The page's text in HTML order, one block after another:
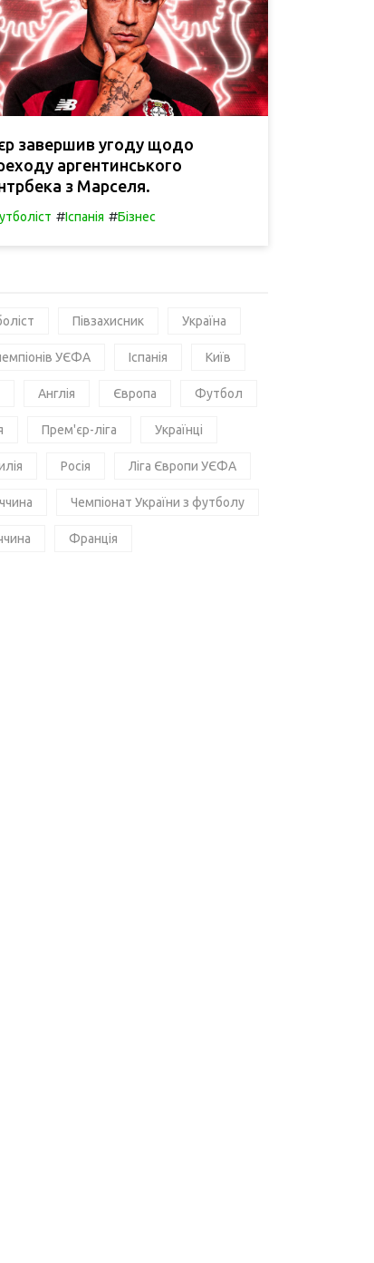
завершив угоду щодо
аргентинського
з Марселя.
#Іспанія #Бізнес
Півзахисник Україна
УЄФА Іспанія Київ
Англія Європа Футбол
Прем'єр-ліга Українці
Росія Ліга Європи УЄФА
Чемпіонат України з футболу
Франція